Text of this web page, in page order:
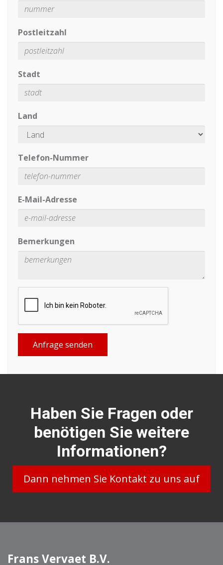
Postleitzahl
Stadt
Land
Telefon-Nummer
E-Mail-Adresse
Bemerkungen
Anfrage senden
Haben Sie Fragen oder
benötigen Sie weitere
Informationen?
Dann nehmen Sie Kontakt zu uns auf
Frans Vervaet B.V.